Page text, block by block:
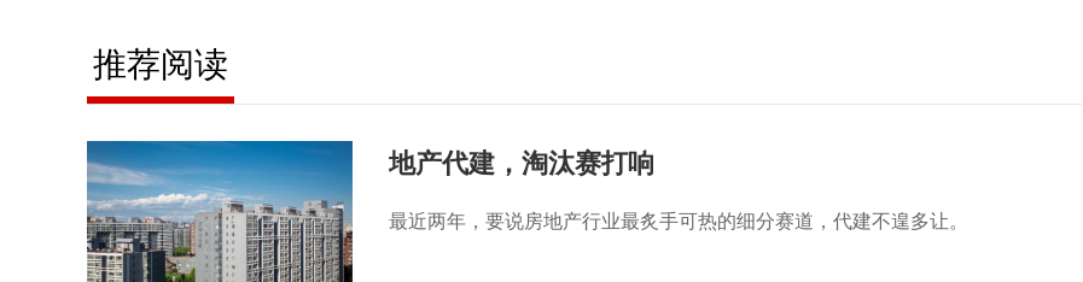
推荐阅读
地产代建，淘汰赛打响
最近两年，要说房地产行业最炙手可热的细分赛道，代建不遑多让。